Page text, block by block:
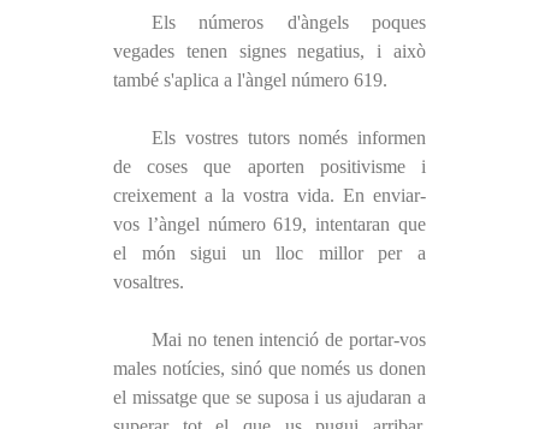
Els números d'àngels poques
vegades tenen signes negatius, i això
també s'aplica a l'àngel número 619.
Els vostres tutors només informen
de coses que aporten positivisme i
creixement a la vostra vida. En enviar-
vos l’àngel número 619, intentaran que
el món sigui un lloc millor per a
vosaltres.
Mai no tenen intenció de portar-vos
males notícies, sinó que només us donen
el missatge que se suposa i us ajudaran a